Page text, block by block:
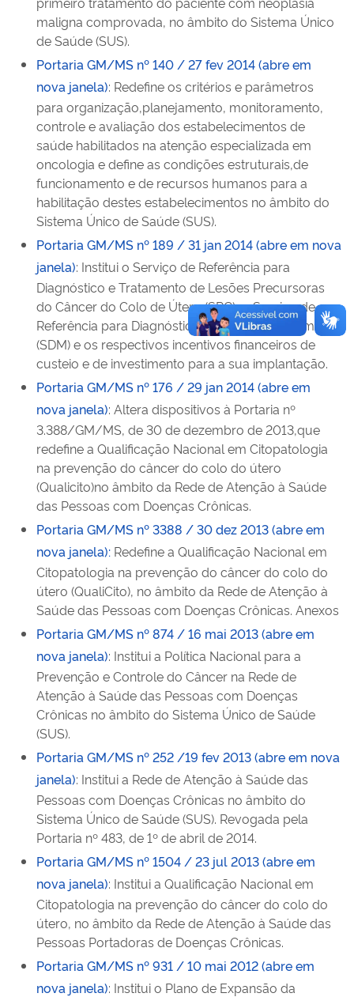
maligna comprovada, no âmbito do Sistema Único
de Saúde (SUS).
Portaria GM/MS nº 140 / 27 fev 2014 (abre em
nova janela): Redefine os critérios e parâmetros
para organização,planejamento, monitoramento,
controle e avaliação dos estabelecimentos de
saúde habilitados na atenção especializada em
oncologia e define as condições estruturais,de
funcionamento e de recursos humanos para a
habilitação destes estabelecimentos no âmbito do
Sistema Único de Saúde (SUS).
Portaria GM/MS nº 189 / 31 jan 2014 (abre em nova
janela): Institui o Serviço de Referência para
Diagnóstico e Tratamento de Lesões Precursoras
do Câncer do Colo de Útero (SRC), o Serviço de
Referência para Diagnóstico de Câncer de Mama
(SDM) e os respectivos incentivos financeiros de
custeio e de investimento para a sua implantação.
Portaria GM/MS nº 176 / 29 jan 2014 (abre em
nova janela): Altera dispositivos à Portaria nº
3.388/GM/MS, de 30 de dezembro de 2013,que
redefine a Qualificação Nacional em Citopatologia
na prevenção do câncer do colo do útero
(Qualicito)no âmbito da Rede de Atenção à Saúde
das Pessoas com Doenças Crônicas.
Portaria GM/MS nº 3388 / 30 dez 2013 (abre em
nova janela): Redefine a Qualificação Nacional em
Citopatologia na prevenção do câncer do colo do
útero (QualiCito), no âmbito da Rede de Atenção à
Saúde das Pessoas com Doenças Crônicas. Anexos
Portaria GM/MS nº 874 / 16 mai 2013 (abre em
nova janela): Institui a Política Nacional para a
Prevenção e Controle do Câncer na Rede de
Atenção à Saúde das Pessoas com Doenças
Crônicas no âmbito do Sistema Único de Saúde
(SUS).
Portaria GM/MS nº 252 /19 fev 2013 (abre em nova
janela): Institui a Rede de Atenção à Saúde das
Pessoas com Doenças Crônicas no âmbito do
Sistema Único de Saúde (SUS). Revogada pela
Portaria nº 483, de 1º de abril de 2014.
Portaria GM/MS nº 1504 / 23 jul 2013 (abre em
nova janela): Institui a Qualificação Nacional em
Citopatologia na prevenção do câncer do colo do
útero, no âmbito da Rede de Atenção à Saúde das
Pessoas Portadoras de Doenças Crônicas.
Portaria GM/MS nº 931 / 10 mai 2012 (abre em
nova janela): Institui o Plano de Expansão da